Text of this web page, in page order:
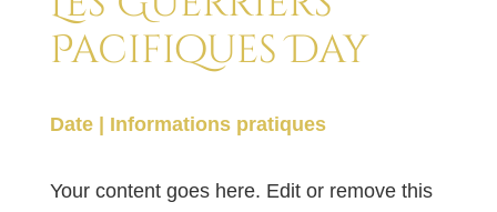
Pacifiques Day
Date | Informations pratiques
Your content goes here. Edit or remove this